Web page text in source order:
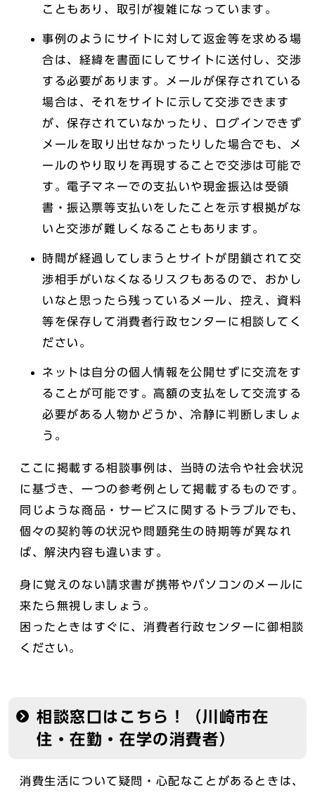
こともあり、取引が複雑になっています。
事例のようにサイトに対して返金等を求める場
合は、経緯を書面にしてサイトに送付し、交渉
する必要があります。メールが保存されている
場合は、それをサイトに示して交渉できます
が、保存されていなかったり、ログインできず
メールを取り出せなかったりした場合でも、メ
ールのやり取りを再現することで交渉は可能で
す。電子マネーでの支払いや現金振込は受領
書・振込票等支払いをしたことを示す根拠がな
いと交渉が難しくなることもあります。
時間が経過してしまうとサイトが閉鎖されて交
渉相手がいなくなるリスクもあるので、おかし
いなと思ったら残っているメール、控え、資料
等を保存して消費者行政センターに相談してく
ださい。
ネットは自分の個人情報を公開せずに交流をす
ることが可能です。高額の支払をして交流する
必要がある人物かどうか、冷静に判断しましょ
う。
ここに掲載する相談事例は、当時の法令や社会状況
に基づき、一つの参考例として掲載するものです。
同じような商品・サービスに関するトラブルでも、
個々の契約等の状況や問題発生の時期等が異なれ
ば、解決内容も違います。
身に覚えのない請求書が携帯やパソコンのメールに
来たら無視しましょう。
困ったときはすぐに、消費者行政センターに御相談
ください。
相談窓口はこちら！（川崎市在
住・在勤・在学の消費者）
消費生活について疑問・心配なことがあるときは、